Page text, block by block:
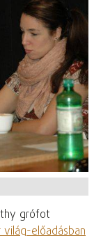
grófot
világ-előadásban